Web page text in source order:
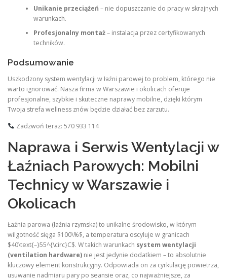
Unikanie przeciążeń – nie dopuszczanie do pracy w skrajnych
warunkach.
Profesjonalny montaż– instalacja przez certyfikowanych
techników.
Podsumowanie
Uszkodzony system wentylacji w łaźni parowej to problem, którego nie
warto ignorować. Nasza firma w Warszawie i okolicach oferuje
profesjonalne, szybkie i skuteczne naprawy mobilne, dzięki którym
Twoja strefa wellness znów będzie działać bez zarzutu.
Zadzwoń teraz: 570 933 114
Naprawa i Serwis Wentylacji w
Łaźniach Parowych: Mobilni
Technicy w Warszawie i
Okolicach
Łaźnia parowa (łaźnia rzymska) to unikalne środowisko, w którym
wilgotność sięga $100\%$, a temperatura oscyluje w granicach
$40\text{–}55^{\circ}C$. W takich warunkach system wentylacji
(ventilation hardware) nie jest jedynie dodatkiem – to absolutnie
kluczowy element konstrukcyjny. Odpowiada on za cyrkulację powietrza,
usuwanie nadmiaru pary po seansie oraz, co najważniejsze, za